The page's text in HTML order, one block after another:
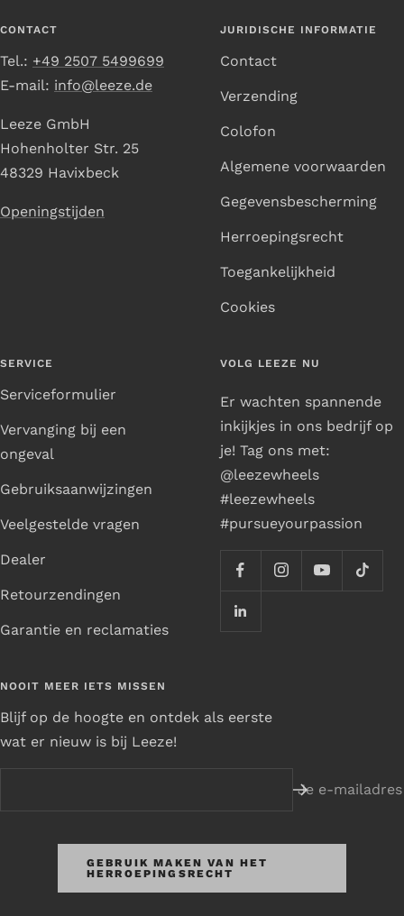
CONTACT
Tel.: +49 2507 5499699
E-mail: info@leeze.de
Leeze GmbH
Hohenholter Str. 25
48329 Havixbeck
Openingstijden
JURIDISCHE INFORMATIE
Contact
Verzending
Colofon
Algemene voorwaarden
Gegevensbescherming
Herroepingsrecht
Toegankelijkheid
Cookies
SERVICE
Serviceformulier
Vervanging bij een
ongeval
Gebruiksaanwijzingen
Veelgestelde vragen
Dealer
Retourzendingen
Garantie en reclamaties
VOLG LEEZE NU
Er wachten spannende
inkijkjes in ons bedrijf op
je! Tag ons met:
@leezewheels
#leezewheels
#pursueyourpassion
NOOIT MEER IETS MISSEN
Blijf op de hoogte en ontdek als eerste
wat er nieuw is bij Leeze!
Je e-mailadres
GEBRUIK MAKEN VAN HET
HERROEPINGSRECHT